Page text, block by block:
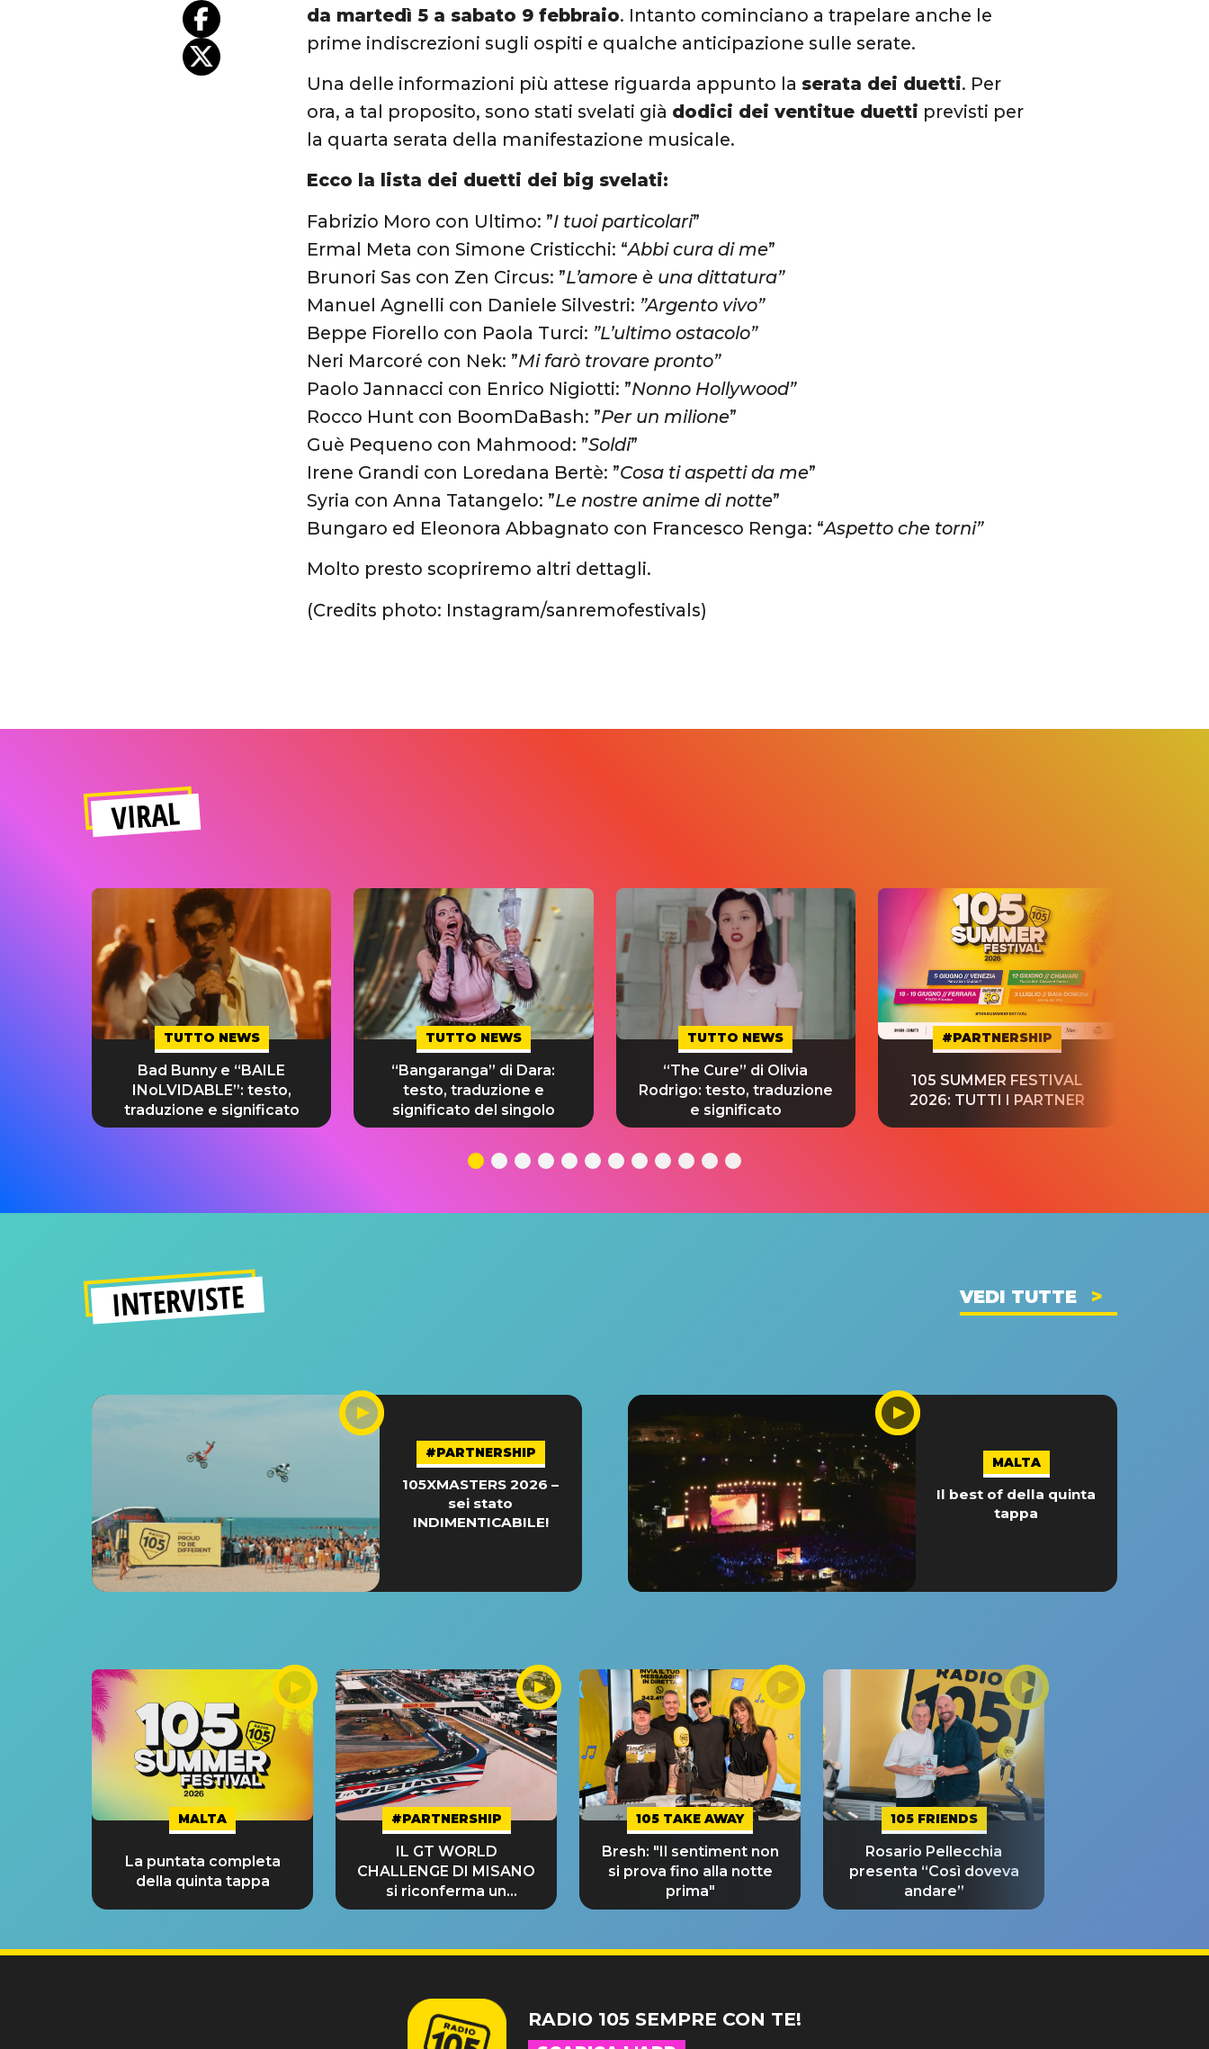
da martedì 5 a sabato 9 febbraio. Intanto cominciano a trapelare anche le
prime indiscrezioni sugli ospiti e qualche anticipazione sulle serate.
Una delle informazioni più attese riguarda appunto la serata dei duetti. Per
ora, a tal proposito, sono stati svelati già dodici dei ventitue duetti previsti per
la quarta serata della manifestazione musicale.
Ecco la lista dei duetti dei big svelati:
Fabrizio Moro con Ultimo: ”I tuoi particolari”
Ermal Meta con Simone Cristicchi: “Abbi cura di me”
Brunori Sas con Zen Circus: ”L’amore è una dittatura”
Manuel Agnelli con Daniele Silvestri: ”Argento vivo”
Beppe Fiorello con Paola Turci: ”L’ultimo ostacolo”
Neri Marcoré con Nek: ”Mi farò trovare pronto”
Paolo Jannacci con Enrico Nigiotti: ”Nonno Hollywood”
Rocco Hunt con BoomDaBash: ”Per un milione”
Guè Pequeno con Mahmood: ”Soldi”
Irene Grandi con Loredana Bertè: ”Cosa ti aspetti da me”
Syria con Anna Tatangelo: ”Le nostre anime di notte”
Bungaro ed Eleonora Abbagnato con Francesco Renga: “Aspetto che torni”
Molto presto scopriremo altri dettagli.
(Credits photo: Instagram/sanremofestivals)
VIRAL
TUTTO NEWS
Bad Bunny e “BAILE
INoLVIDABLE”: testo,
traduzione e significato
TUTTO NEWS
“Bangaranga” di Dara:
testo, traduzione e
significato del singolo
TUTTO NEWS
“The Cure” di Olivia
Rodrigo: testo, traduzione
e significato
#PARTNERSHIP
105 SUMMER FESTIVAL
2026: TUTTI I PARTNER
INTERVISTE VEDI TUTTE
#PARTNERSHIP
105XMASTERS 2026 –
sei stato
INDIMENTICABILE!
MALTA
Il best of della quinta
tappa
MALTA
La puntata completa
della quinta tappa
#PARTNERSHIP
IL GT WORLD
CHALLENGE DI MISANO
si riconferma un
GRANDE SUCCESSO!
105 TAKE AWAY
Bresh: "Il sentiment non
si prova fino alla notte
prima"
105 FRIENDS
Rosario Pellecchia
presenta “Così doveva
andare”
RADIO 105 SEMPRE CON TE!